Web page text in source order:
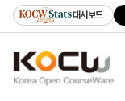
기
기
기
content)
가
대시보드